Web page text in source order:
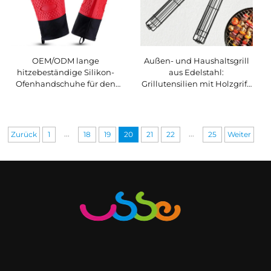
OEM/ODM lange
hitzebeständige Silikon-
Ofenhandschuhe für den
Außen- und Haushaltsgrill
aus Edelstahl:
Grillutensilien mit Holzgriff,
Käfig, metallene Werkzeuge
Zurück 1 ... 18 19 20 21 22 ... 25 Weiter